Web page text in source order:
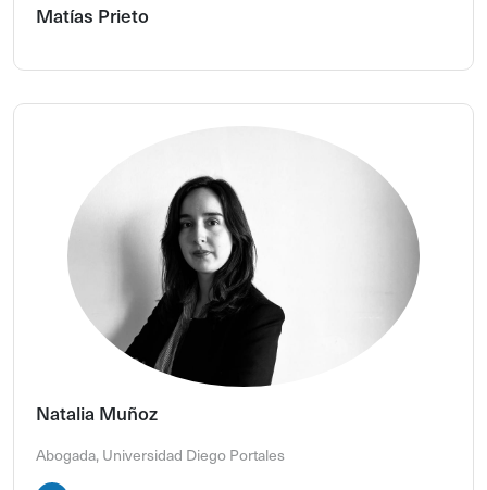
Matías Prieto
Natalia Muñoz
Abogada, Universidad Diego Portales